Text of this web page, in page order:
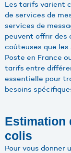
Les tarifs varient
de services de
services de
peuvent offrir des
coûteuses que
Poste en France
tarifs entre
essentielle pour
besoins
Estimation
colis
Pour vous donner